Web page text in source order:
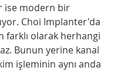
ise modern bir
Choi Implanter'da
farklı olarak herhangi
Bunun yerine kanal
işleminin aynı anda